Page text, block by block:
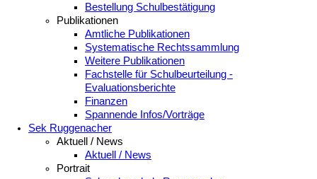
Bestellung Schulbestätigung
Publikationen
Amtliche Publikationen
Systematische Rechtssammlung
Weitere Publikationen
Fachstelle für Schulbeurteilung -
Evaluationsberichte
Finanzen
Spannende Infos/Vorträge
Sek Ruggenacher
Aktuell / News
Aktuell / News
Portrait